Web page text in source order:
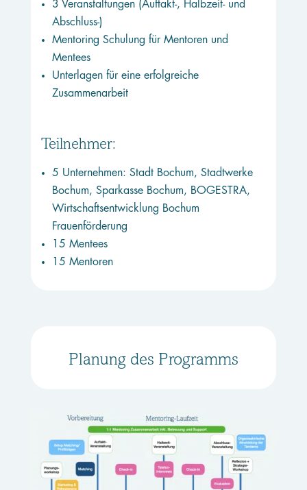
3 Veranstaltungen (Auftakt-, Halbzeit- und
Abschluss-)
Mentoring Schulung für Mentoren und
Mentees
Unterlagen für eine erfolgreiche
Zusammenarbeit
Teilnehmer:
5 Unternehmen: Stadt Bochum, Stadtwerke
Bochum, Sparkasse Bochum, BOGESTRA,
Wirtschaftsentwicklung Bochum
Frauenförderung
15 Mentees
15 Mentoren
Planung des Programms